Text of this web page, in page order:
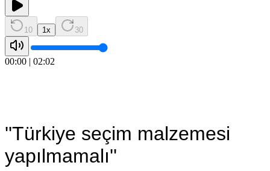
10 1 x 30
00:00 | 02:02
''Türkiye seçim malzemesi
yapılmamalı''